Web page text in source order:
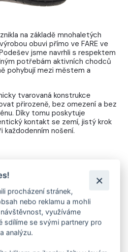
na základě mnohaletých
obuvi přímo ve FARE ve
jsme navrhli s respektem
potřebám aktivních chodců
pohybují mezi městem a
tvarovaná konstrukce
přirozeně, bez omezení a bez
Díky tomu poskytuje
kontakt se zemí, jistý krok
každodenním nošení.
termokaučuková směs nové
procházení stránek,
nebo reklamu a mohli
využíváme
sdílíme se svými partnery pro
analýzu.